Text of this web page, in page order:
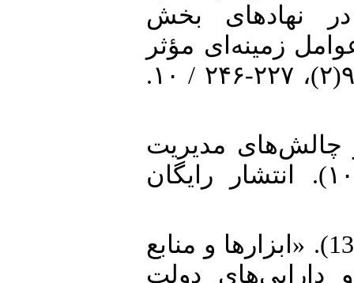
در نهاد‌های بخش
زمینه‌ای مؤثر
بر بهبود آن‌ها». حسابداری دولتی، ۹(۲)، ۲۲۷-۲۴۶ / ۱۰.
قواعد و چالش‌های مدیریت
دارایی بخش عمومی (شماره ۱۰۴). انتشار رایگان
5. ثقفی علی، قربانپور فریدون (1397). «ابزار‌ها و منابع
دارایی‌های دولت